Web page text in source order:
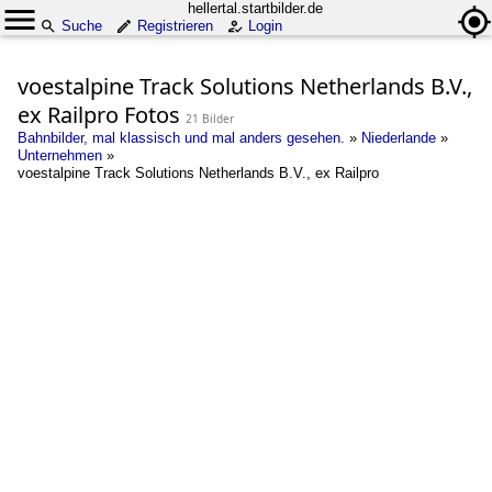
hellertal.startbilder.de
Suche
Registrieren Login
voestalpine Track Solutions Netherlands B.V.,
ex Railpro Fotos 21 Bilder
Bahnbilder, mal klassisch und mal anders gesehen. » Niederlande »
Unternehmen »
voestalpine Track Solutions Netherlands B.V., ex Railpro